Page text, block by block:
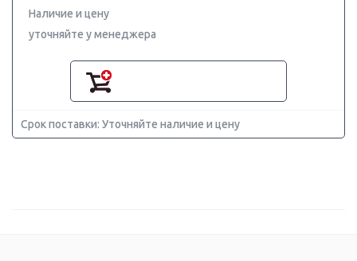
Наличие и цену
уточняйте у менеджера
Срок поставки: Уточняйте наличие и цену